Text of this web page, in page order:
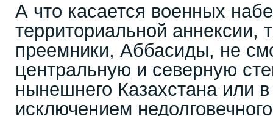
А что касается военных
территориальной
преемники, Аббасиды, не
центральную и северную
нынешнего Казахстана или
исключением